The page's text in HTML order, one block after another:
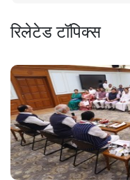
रिलेटेड टॉपिक्स